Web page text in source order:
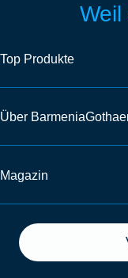
Top Produkte
Über
Magazin